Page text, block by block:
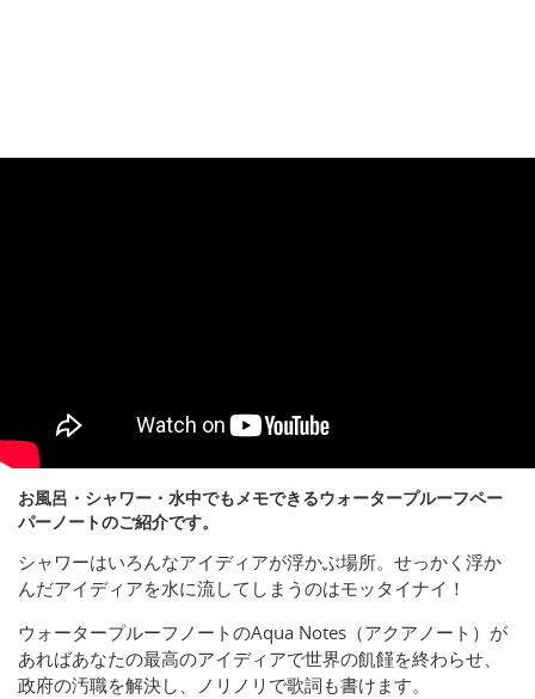
お風呂・シャワー・水中でもメモできるウォータープルーフペー
パーノートのご紹介です。
シャワーはいろんなアイディアが浮かぶ場所。せっかく浮か
んだアイディアを水に流してしまうのはモッタイナイ！
ウォータープルーフノートのAqua Notes（アクアノート）が
あればあなたの最高のアイディアで世界の飢饉を終わらせ、
政府の汚職を解決し、ノリノリで歌詞も書けます。